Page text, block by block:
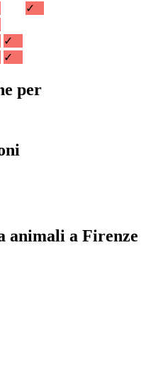
✓
✓
✓
per
a Firenze